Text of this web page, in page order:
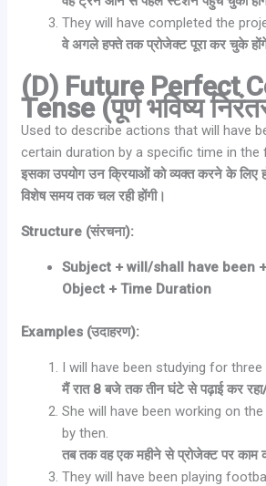
They will have completed the
वे अगले हफ्ते तक प्रोजेक्ट पूरा कर चुके
(D) Future Perfect
Tense (पूर्ण भविष्य
Used to describe actions that will have
certain duration by a specific time in the
इसका उपयोग उन क्रियाओं को व्यक्त करने के लिए
विशेष समय तक चल रही होंगी।
Structure (संरचना):
Subject + will/shall have been
Object + Time Duration
Examples (उदाहरण):
I will have been studying for three
मैं रात 8 बजे तक तीन घंटे से पढ़ाई कर रहा/
She will have been working on
by then.
तब तक वह एक महीने से प्रोजेक्ट पर काम
They will have been playing